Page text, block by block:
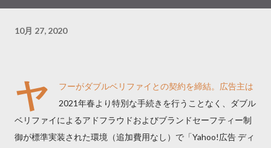
10月 27, 2020
ヤ
フーがダブルベリファイとの契約を締結。広告主は
2021年春より特別な手続きを行うことなく、ダブル
ベリファイによるアドフラウドおよびブランドセーフティー制
御が標準実装された環境（追加費用なし）で「Yahoo!広告 ディ